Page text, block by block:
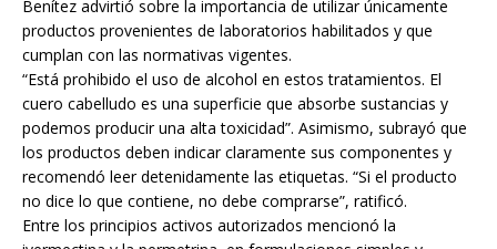
Benítez advirtió sobre la importancia de utilizar únicamente
productos provenientes de laboratorios habilitados y que
cumplan con las normativas vigentes.
“Está prohibido el uso de alcohol en estos tratamientos. El
cuero cabelludo es una superficie que absorbe sustancias y
podemos producir una alta toxicidad”. Asimismo, subrayó que
los productos deben indicar claramente sus componentes y
recomendó leer detenidamente las etiquetas. “Si el producto
no dice lo que contiene, no debe comprarse”, ratificó.
Entre los principios activos autorizados mencionó la